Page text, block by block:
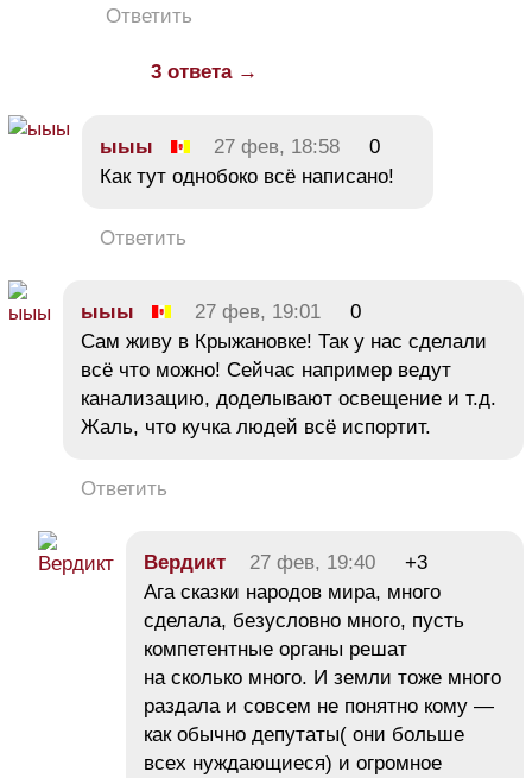
Ответить
3 ответа →
ыыы 27 фев, 18:58
0
Как тут однобоко всё написано!
Ответить
ыыы 27 фев, 19:01
0
Сам живу в Крыжановке! Так у нас сделали
всё что можно! Сейчас например ведут
канализацию, доделывают освещение и т.д.
Жаль, что кучка людей всё испортит.
Ответить
Вердикт 27 фев, 19:40
+3
Ага сказки народов мира, много
сделала, безусловно много, пусть
компетентные органы решат
на сколько много. И земли тоже много
раздала и совсем не понятно кому —
как обычно депутаты( они больше
всех нуждающиеся) и огромное